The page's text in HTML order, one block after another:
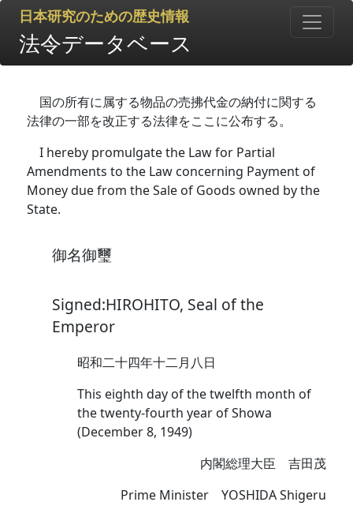
日本研究のための歴史情報
法令データベース
国の所有に属する物品の売拂代金の納付に関する
法律の一部を改正する法律をここに公布する。
I hereby promulgate the Law for Partial
Amendments to the Law concerning Payment of
Money due from the Sale of Goods owned by the
State.
御名御璽
Signed:HIROHITO, Seal of the
Emperor
昭和二十四年十二月八日
This eighth day of the twelfth month of
the twenty-fourth year of Showa
(December 8, 1949)
内閣総理大臣 吉田茂
Prime Minister YOSHIDA Shigeru